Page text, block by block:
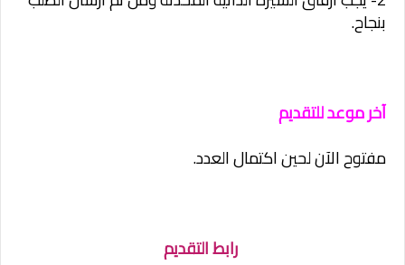
بنجاح.
آخر موعد للتقديم
مفتوح الآن لحين اكتمال العدد.
رابط التقديم